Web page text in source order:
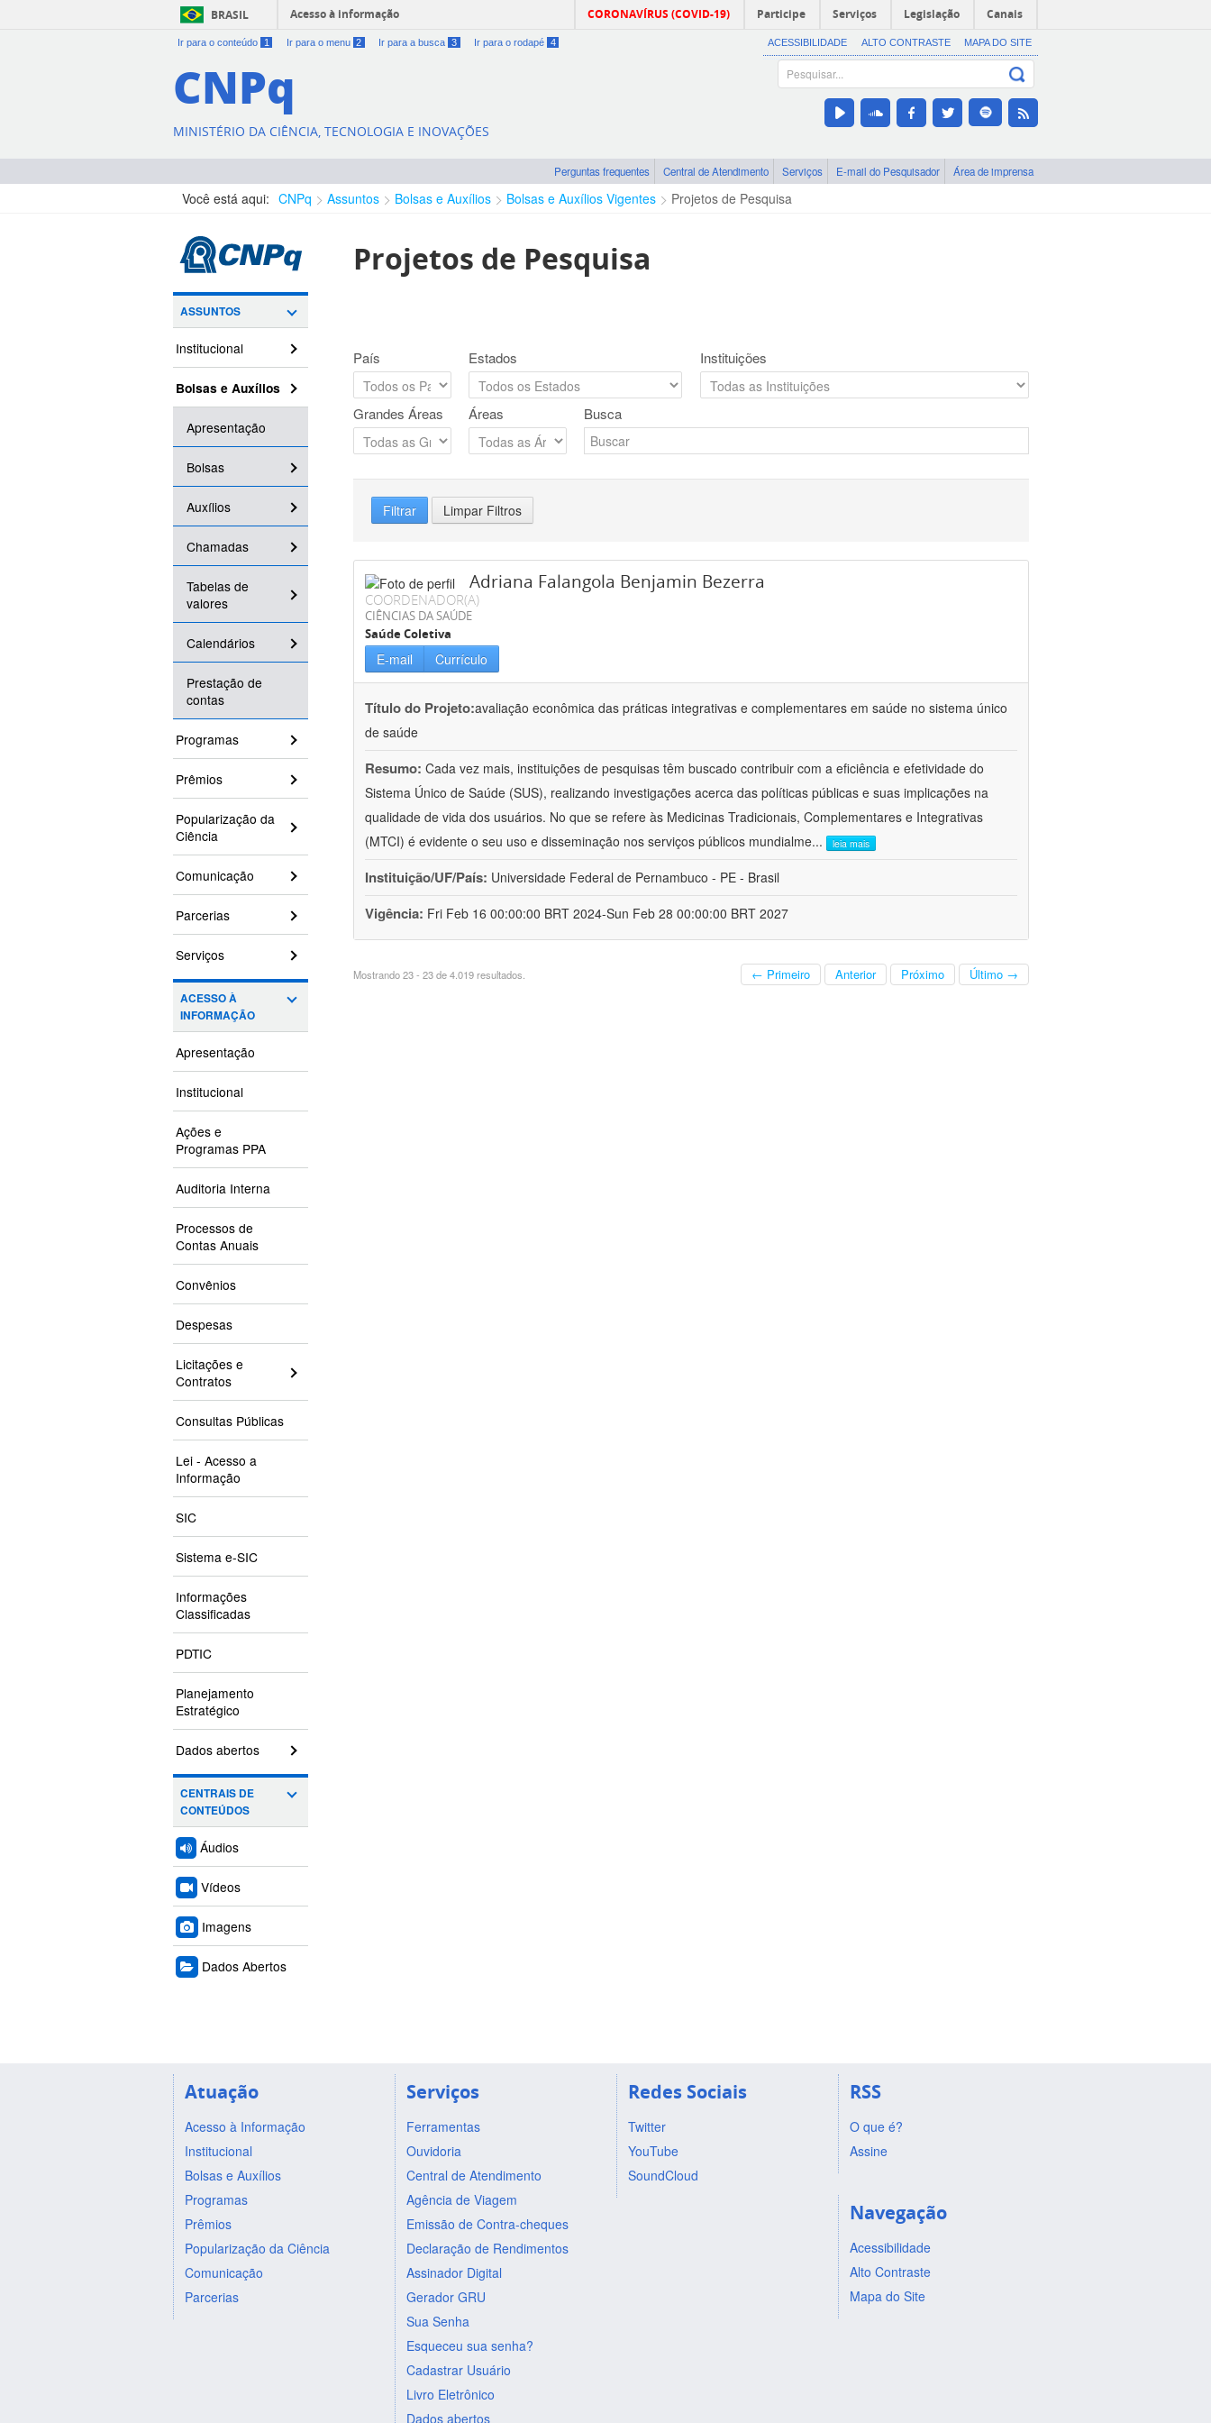
BRASIL Acesso à informação CORONAVÍRUS (COVID-19) Participe Serviços Legislação Canais
Ir para o conteúdo 1 Ir para o menu 2 Ir para a busca 3 Ir para o rodapé 4 ACESSIBILIDADE ALTO CONTRASTE MAPA DO SITE
CNPq
MINISTÉRIO DA CIÊNCIA, TECNOLOGIA E INOVAÇÕES
Perguntas frequentes Central de Atendimento Serviços E-mail do Pesquisador Área de imprensa
Você está aqui: CNPq Assuntos Bolsas e Auxílios Bolsas e Auxílios Vigentes Projetos de Pesquisa
ASSUNTOS
Institucional
Bolsas e Auxílios
Apresentação
Bolsas
Auxílios
Chamadas
Tabelas de
valores
Calendários
Prestação de
contas
Programas
Prêmios
Popularização da
Ciência
Comunicação
Parcerias
Serviços
ACESSO À
INFORMAÇÃO
Apresentação
Institucional
Ações e
Programas PPA
Auditoria Interna
Processos de
Contas Anuais
Convênios
Despesas
Licitações e
Contratos
Consultas Públicas
Lei - Acesso a
Informação
SIC
Sistema e-SIC
Informações
Classificadas
PDTIC
Planejamento
Estratégico
Dados abertos
CENTRAIS DE
CONTEÚDOS
Áudios
Vídeos
Imagens
Dados Abertos
Projetos de Pesquisa
País Estados Instituições
Grandes Áreas Áreas Busca
Filtrar Limpar Filtros
Adriana Falangola Benjamin Bezerra
COORDENADOR(A)
CIÊNCIAS DA SAÚDE
Saúde Coletiva
E-mail Currículo
Título do Projeto:avaliação econômica das práticas integrativas e complementares em saúde no sistema único
de saúde
Resumo: Cada vez mais, instituições de pesquisas têm buscado contribuir com a eficiência e efetividade do
Sistema Único de Saúde (SUS), realizando investigações acerca das políticas públicas e suas implicações na
qualidade de vida dos usuários. No que se refere às Medicinas Tradicionais, Complementares e Integrativas
(MTCI) é evidente o seu uso e disseminação nos serviços públicos mundialme... leia mais
Instituição/UF/País: Universidade Federal de Pernambuco - PE - Brasil
Vigência: Fri Feb 16 00:00:00 BRT 2024-Sun Feb 28 00:00:00 BRT 2027
Mostrando 23 - 23 de 4.019 resultados. ← Primeiro Anterior Próximo Último →
Atuação
Acesso à Informação
Institucional
Bolsas e Auxílios
Programas
Prêmios
Popularização da Ciência
Comunicação
Parcerias
Serviços
Ferramentas
Ouvidoria
Central de Atendimento
Agência de Viagem
Emissão de Contra-cheques
Declaração de Rendimentos
Assinador Digital
Gerador GRU
Sua Senha
Esqueceu sua senha?
Cadastrar Usuário
Livro Eletrônico
Dados abertos
Redes Sociais
Twitter
YouTube
SoundCloud
RSS
O que é?
Assine
Navegação
Acessibilidade
Alto Contraste
Mapa do Site